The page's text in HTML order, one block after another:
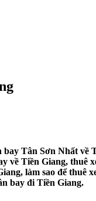
Tân Sơn Nhất
về Tiền Giang,
làm sao để
bay đi Tiền Giang.